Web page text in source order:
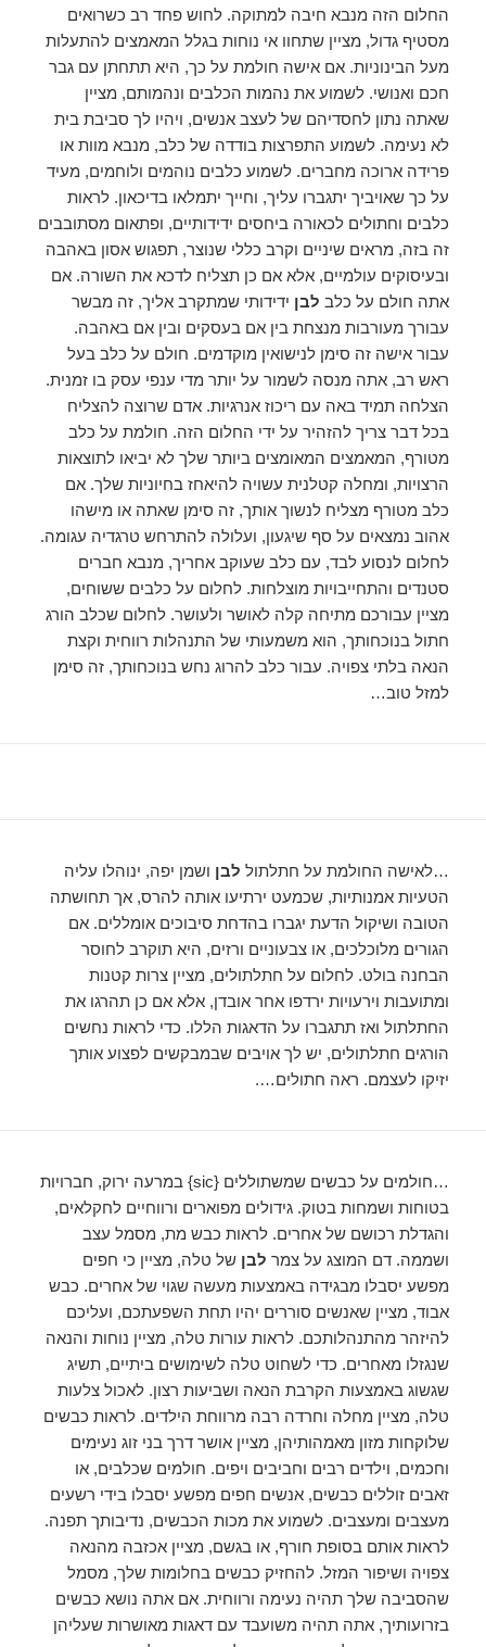
החלום הזה מנבא חיבה למתוקה. לחוש פחד רב כשרואים
מסטיף גדול, מציין שתחוו אי נוחות בגלל המאמצים להתעלות
מעל הבינוניות. אם אישה חולמת על כך, היא תתחתן עם גבר
חכם ואנושי. לשמוע את נהמות הכלבים ונהמותם, מציין
שאתה נתון לחסדיהם של לעצב אנשים, ויהיו לך סביבת בית
לא נעימה. לשמוע התפרצות בודדה של כלב, מנבא מוות או
פרידה ארוכה מחברים. לשמוע כלבים נוהמים ולוחמים, מעיד
על כך שאויביך יתגברו עליך, וחייך יתמלאו בדיכאון. לראות
כלבים וחתולים לכאורה ביחסים ידידותיים, ופתאום מסתובבים
זה בזה, מראים שיניים וקרב כללי שנוצר, תפגוש אסון באהבה
ובעיסוקים עולמיים, אלא אם כן תצליח לדכא את השורה. אם
אתה חולם על כלב לבן ידידותי שמתקרב אליך, זה מבשר
עבורך מעורבות מנצחת בין אם בעסקים ובין אם באהבה.
עבור אישה זה סימן לנישואין מוקדמים. חולם על כלב בעל
ראש רב, אתה מנסה לשמור על יותר מדי ענפי עסק בו זמנית.
הצלחה תמיד באה עם ריכוז אנרגיות. אדם שרוצה להצליח
בכל דבר צריך להזהיר על ידי החלום הזה. חולמת על כלב
מטורף, המאמצים המאומצים ביותר שלך לא יביאו לתוצאות
הרצויות, ומחלה קטלנית עשויה להיאחז בחיוניות שלך. אם
כלב מטורף מצליח לנשוך אותך, זה סימן שאתה או מישהו
אהוב נמצאים על סף שיגעון, ועלולה להתרחש טרגדיה עגומה.
לחלום לנסוע לבד, עם כלב שעוקב אחריך, מנבא חברים
סטנדים והתחייבויות מוצלחות. לחלום על כלבים ששוחים,
מציין עבורכם מתיחה קלה לאושר ולעושר. לחלום שכלב הורג
חתול בנוכחותך, הוא משמעותי של התנהלות רווחית וקצת
הנאה בלתי צפויה. עבור כלב להרוג נחש בנוכחותך, זה סימן
למזל טוב…
…לאישה החולמת על חתלתול לבן ושמן יפה, ינוהלו עליה
הטעיות אמנותיות, שכמעט ירתיעו אותה להרס, אך תחושתה
הטובה ושיקול הדעת יגברו בהדחת סיבוכים אומללים. אם
הגורים מלוכלכים, או צבעוניים ורזים, היא תוקרב לחוסר
הבחנה בולט. לחלום על חתלתולים, מציין צרות קטנות
ומתועבות וירעויות ירדפו אחר אובדן, אלא אם כן תהרגו את
החתלתול ואז תתגברו על הדאגות הללו. כדי לראות נחשים
הורגים חתלתולים, יש לך אויבים שבמבקשים לפצוע אותך
יזיקו לעצמם. ראה חתולים….
…חולמים על כבשים שמשתוללים {sic} במרעה ירוק, חברויות
בטוחות ושמחות בטוק. גידולים מפוארים ורווחיים לחקלאים,
והגדלת רכושם של אחרים. לראות כבש מת, מסמל עצב
ושממה. דם המוצג על צמר לבן של טלה, מציין כי חפים
מפשע יסבלו מבגידה באמצעות מעשה שגוי של אחרים. כבש
אבוד, מציין שאנשים סוררים יהיו תחת השפעתכם, ועליכם
להיזהר מהתנהלותכם. לראות עורות טלה, מציין נוחות והנאה
שנגזלו מאחרים. כדי לשחוט טלה לשימושים ביתיים, תשיג
שגשוג באמצעות הקרבת הנאה ושביעות רצון. לאכול צלעות
טלה, מציין מחלה וחרדה רבה מרווחת הילדים. לראות כבשים
שלוקחות מזון מאמהותיהן, מציין אושר דרך בני זוג נעימים
וחכמים, וילדים רבים וחביבים ויפים. חולמים שכלבים, או
זאבים זוללים כבשים, אנשים חפים מפשע יסבלו בידי רשעים
מעצבים ומעצבים. לשמוע את מכות הכבשים, נדיבותך תפנה.
לראות אותם בסופת חורף, או בגשם, מציין אכזבה מהנאה
צפויה ושיפור המזל. להחזיק כבשים בחלומות שלך, מסמל
שהסביבה שלך תהיה נעימה ורווחית. אם אתה נושא כבשים
בזרועותיך, אתה תהיה משועבד עם דאגות מאושרות שעליהן